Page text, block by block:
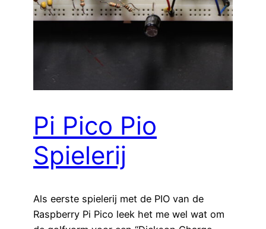
Pi Pico Pio
Spielerij
Als eerste spielerij met de PIO van de
Raspberry Pi Pico leek het me wel wat om